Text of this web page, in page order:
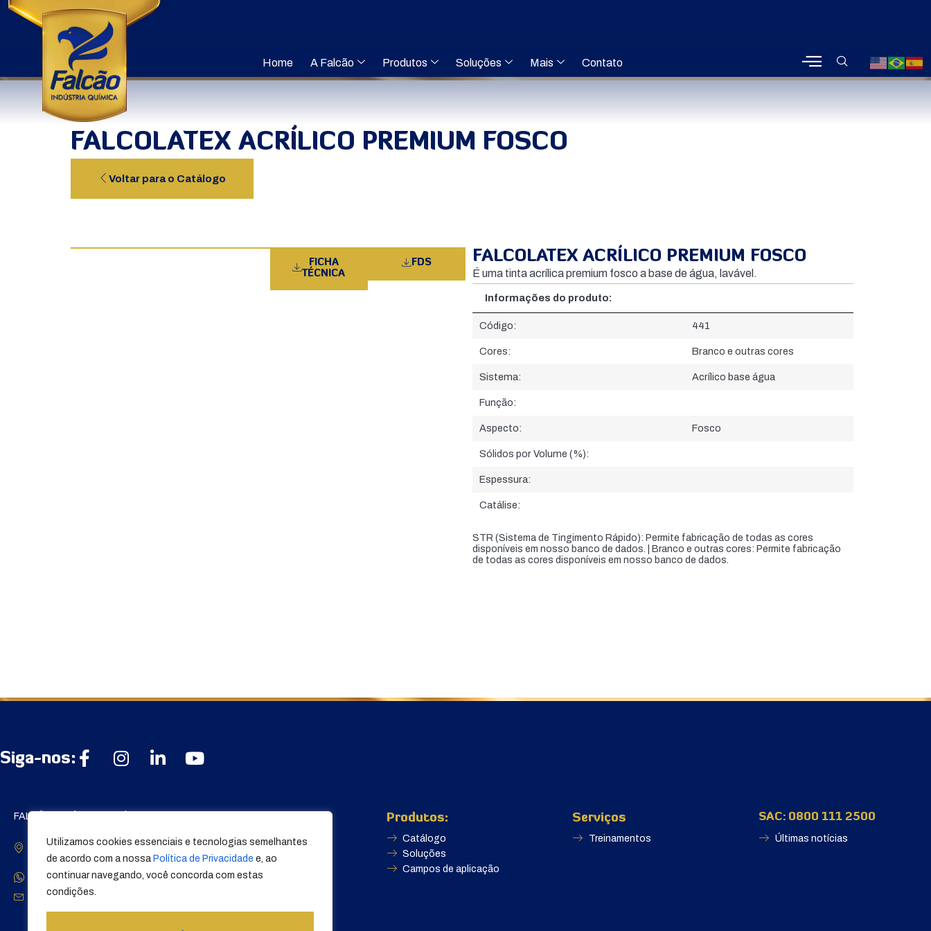
Utilizamos cookies essenciais e tecnologias semelhantes
de acordo com a nossa Política de Privacidade e, ao
continuar navegando, você concorda com estas
condições.
Home A Falcão Produtos Soluções Mais Contato
FALCOLATEX ACRÍLICO PREMIUM FOSCO
Voltar para o Catálogo
FICHA
TÉCNICA
FDS FALCOLATEX ACRÍLICO PREMIUM FOSCO
É uma tinta acrílica premium fosco a base de água, lavável.
Informações do produto:
Informações do produto:
Código: 441
Cores: Branco e outras cores
Sistema: Acrílico base água
Função:
Aspecto: Fosco
Sólidos por Volume (%):
Espessura:
Catálise:
STR (Sistema de Tingimento Rápido): Permite fabricação de todas as cores
disponíveis em nosso banco de dados. | Branco e outras cores: Permite fabricação
de todas as cores disponíveis em nosso banco de dados.
Siga-nos:
FALCÃO INDÚSTRIA QUÍMICA S/A
Av. Davi Pereira Maia 301 -
Presépio - Campos Gerais/MG -
37160-000
0800 111 2500
contato@falcaotintas.com.br
A Empresa
Trabalhe Conosco
Produtos:
Catálogo
Soluções
Campos de aplicação
Serviços
Treinamentos
SAC: 0800 111 2500
Últimas notícias